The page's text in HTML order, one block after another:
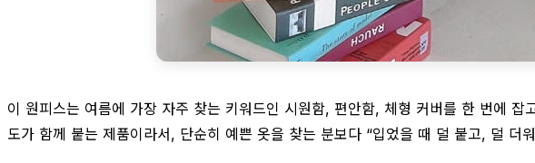
이 원피스는 여름에 가장 자주 찾는 키워드인 시원함, 편안함, 체형 커버를 한 번에
도가 함께 붙는 제품이라서, 단순히 예쁜 옷을 찾는 분보다 “입었을 때 덜 붙고, 덜 더